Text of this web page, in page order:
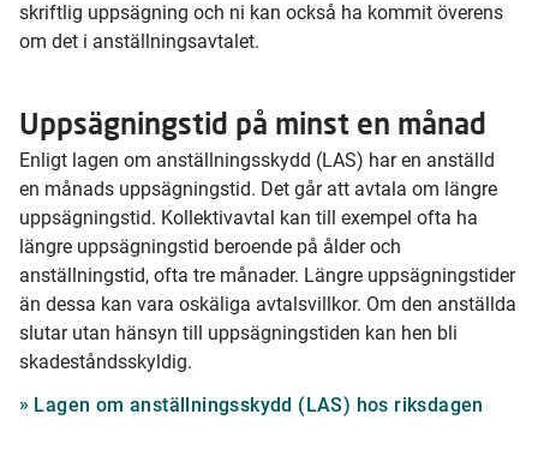
skriftlig uppsägning och ni kan också ha kommit överens
om det i anställningsavtalet.
Uppsägningstid på minst en månad
Enligt lagen om anställningsskydd (LAS) har en anställd
en månads uppsägningstid. Det går att avtala om längre
uppsägningstid. Kollektivavtal kan till exempel ofta ha
längre uppsägningstid beroende på ålder och
anställningstid, ofta tre månader. Längre uppsägningstider
än dessa kan vara oskäliga avtalsvillkor. Om den anställda
slutar utan hänsyn till uppsägningstiden kan hen bli
skadeståndsskyldig.
Lagen om anställningsskydd (LAS) hos riksdagen